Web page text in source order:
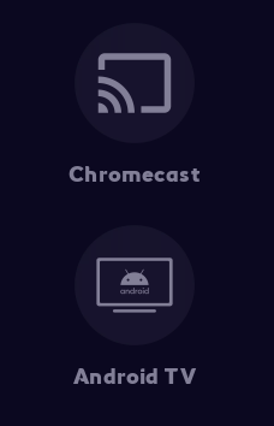
Chromecast
Android TV